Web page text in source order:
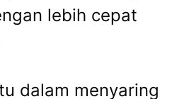
lebih cepat
dalam menyaring